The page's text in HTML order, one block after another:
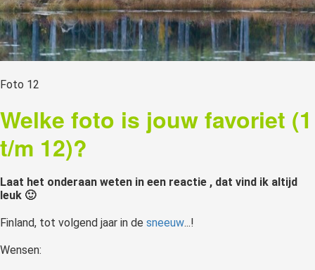
Foto 12
Welke foto is jouw favoriet (1
t/m 12)?
Laat het onderaan weten in een reactie , dat vind ik altijd
leuk 🙂
Finland, tot volgend jaar in de sneeuw...!
Wensen: